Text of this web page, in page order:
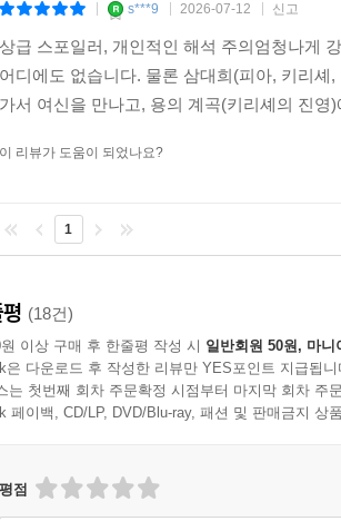
s***9 2026-07-12 신고
상급 스포일러, 개인적인 해석 주의엄청나게
어디에도 없습니다. 물론 삼대희(피아, 키리
가서 여신을 만나고, 용의 계곡(키리셰의 진
이 리뷰가 도움이 되었나요?
1
(18건)
이상 구매 후 한줄평 작성 시 일반회원 50원, 마니
은 다운로드 후 작성한 리뷰만 YES포인트 지급됩니
는 첫번째 회차 주문확정 시점부터 마지막 회차 주
페이백, CD/LP, DVD/Blu-ray, 패션 및 판매금지 상
평점